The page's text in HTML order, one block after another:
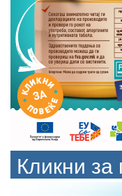
Кликни за